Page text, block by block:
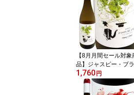
成 8か月 オーク樽熟成
ルナッシュ・ブラン
サンヌ シュナン クレレ
ット グルナッシュ・
ブレンド ナチュラル
ン ピュア 黄金桃 ラ・
ランス
【8月月間セール対象
品】ジャスピー・ブ
2023 スペイン 白ワイ
750ml ミディアムボ
寄りのライトボディ
1,760 円